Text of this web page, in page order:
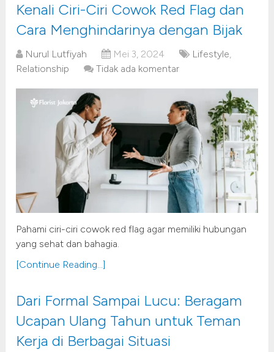
Kenali Ciri-Ciri Cowok Red Flag dan
Cara Menghindarinya dengan Bijak
Nurul Lutfiyah Mei 3, 2024 Lifestyle,
Relationship
Tidak ada komentar
Pahami ciri-ciri cowok red flag agar memiliki hubungan
yang sehat dan bahagia.
[Continue Reading...]
Dari Formal Sampai Lucu: Beragam
Ucapan Ulang Tahun untuk Teman
Kerja di Berbagai Situasi